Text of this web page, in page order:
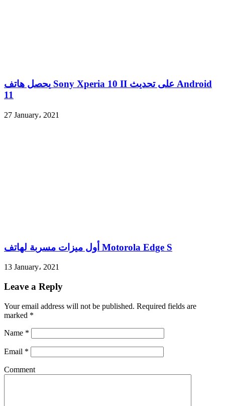
يحصل هاتف Sony Xperia 10 II على تحديث Android
11
27 January، 2021
أول ميزات مسربة لهاتف Motorola Edge S
13 January، 2021
Leave a Reply
Your email address will not be published. Required fields are
marked *
Name *
Email *
Comment